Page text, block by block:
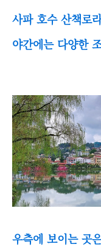
사파 호수 산책로
야간에는 다양한
우측에 보이는 곳